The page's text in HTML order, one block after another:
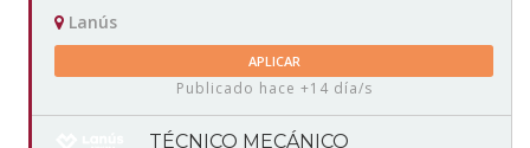
Lanús
APLICAR
Publicado hace +14 día/s
TÉCNICO MECÁNICO